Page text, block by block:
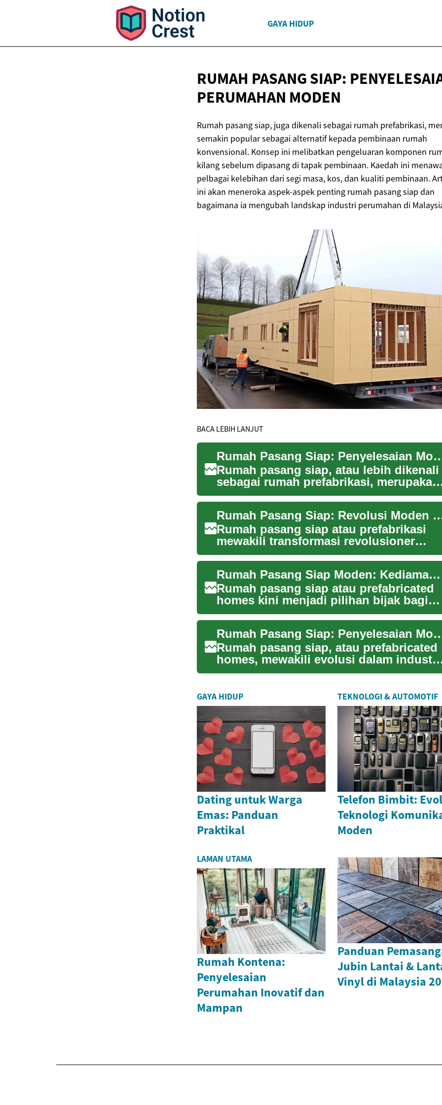
GAYA HIDUP
RUMAH PASANG SIAP:
PERUMAHAN MODEN
Rumah pasang siap, juga dikenali sebagai rumah prefabrikasi,
semakin popular sebagai alternatif kepada pembinaan rumah
konvensional. Konsep ini melibatkan pengeluaran komponen
kilang sebelum dipasang di tapak pembinaan. Kaedah ini
pelbagai kelebihan dari segi masa, kos, dan kualiti pembinaan.
ini akan meneroka aspek-aspek penting rumah pasang siap dan
bagaimana ia mengubah landskap industri perumahan di
BACA LEBIH LANJUT
Rumah Pasang Siap: Penyelesaian Moden
Rumah pasang siap, atau lebih dikenali
sebagai rumah prefabrikasi, merupakan
evolusi terkini dalam industri
pembinaan...
Rumah Pasang Siap: Revolusi Moden
Rumah pasang siap atau prefabrikasi
mewakili transformasi revolusioner
dalam industri pembinaan kediaman
moden. Konse...
Rumah Pasang Siap Moden: Kediaman Masa Depan yang Praktikal
Rumah pasang siap atau prefabricated
homes kini menjadi pilihan bijak bagi
mereka yang mahukan kediaman
moden, kos ef...
Rumah Pasang Siap: Penyelesaian
Rumah pasang siap, atau prefabricated
homes, mewakili evolusi dalam industri
pembinaan yang menggabungkan
GAYA HIDUP
Dating untuk Warga
Emas: Panduan
Praktikal
TEKNOLOGI & AUTOMOTIF
Telefon Bimbit:
Teknologi
Moden
LAMAN UTAMA
Rumah Kontena:
Penyelesaian
Perumahan Inovatif dan
Mampan
Panduan
Jubin Lantai &
Vinyl di Malaysia